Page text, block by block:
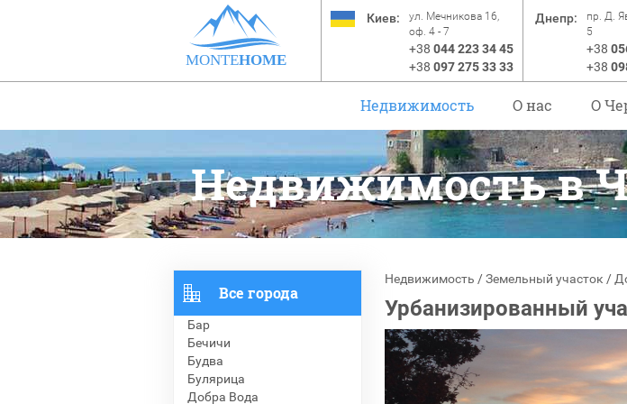
MONTEHOME
Киев:
ул. Мечникова 16,
оф. 4 - 7
+38 044 223 34 45
+38 097 275 33 33
Днепр:
пр. Д.
5
+38
+38
Недвижимость О нас O
Недвижимость в
Все города
Бар
Бечичи
Будва
Булярица
Добра Вода
Недвижимость /Земельный участок /
Урбанизированный